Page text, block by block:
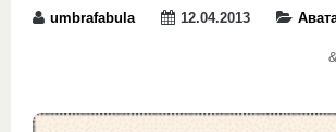
umbrafabula 12.04.2013